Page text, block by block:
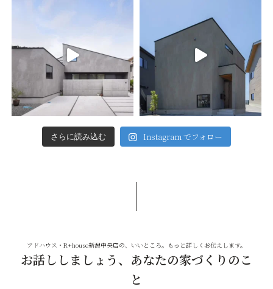
さらに読み込む Instagram でフォロー
アドハウス・R+house新潟中央店の、いいところ。もっと詳しくお伝えします。
お話ししましょう、あなたの家づくりのこ
と